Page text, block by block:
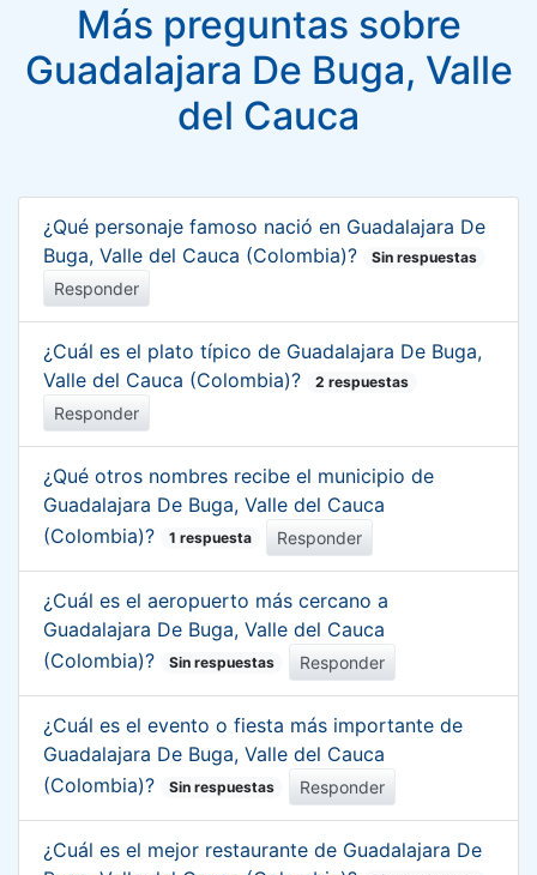
Más preguntas sobre
Guadalajara De Buga, Valle
del Cauca
¿Qué personaje famoso nació en Guadalajara De
Buga, Valle del Cauca (Colombia)?
Sin respuestas
Responder
¿Cuál es el plato típico de Guadalajara De Buga,
Valle del Cauca (Colombia)?
2 respuestas
Responder
¿Qué otros nombres recibe el municipio de
Guadalajara De Buga, Valle del Cauca
(Colombia)?
1 respuesta Responder
¿Cuál es el aeropuerto más cercano a
Guadalajara De Buga, Valle del Cauca
(Colombia)?
Sin respuestas Responder
¿Cuál es el evento o fiesta más importante de
Guadalajara De Buga, Valle del Cauca
(Colombia)?
Sin respuestas Responder
¿Cuál es el mejor restaurante de Guadalajara De